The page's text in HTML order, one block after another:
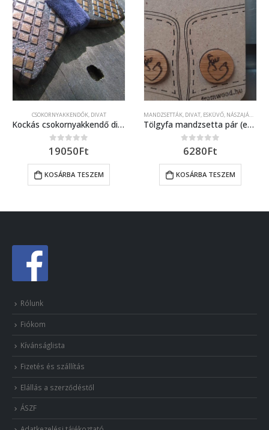
CSOKORNYAKKENDŐK, DIVAT
Kockás csokornyakkendő diófából 2.
0 out of 5
19050Ft
KOSÁRBA TESZEM
MANDZSETTÁK, DIVAT, ESKÜVŐ, NÁSZAJÁNDÉK
Tölgyfa mandzsetta pár (egyedi kérés szerinti) lézer gravírozott díszítéssel
0out of 5
6280Ft
KOSÁRBA TESZEM
Rólunk
Fiókom
Kívánságlista
Fizetés és szállítás
Elállás a szerződéstől
ÁSZF